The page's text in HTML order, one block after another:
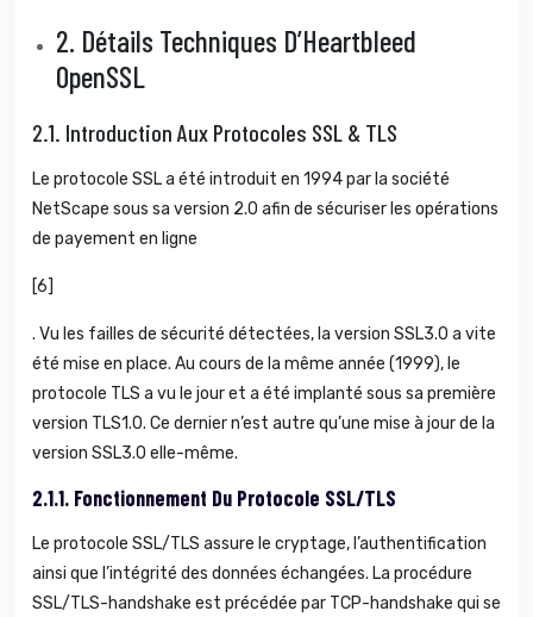
2. Détails Techniques D’Heartbleed
OpenSSL
2.1. Introduction Aux Protocoles SSL & TLS
Le protocole SSL a été introduit en 1994 par la société
NetScape sous sa version 2.0 afin de sécuriser les opérations
de payement en ligne
[6]
. Vu les failles de sécurité détectées, la version SSL3.0 a vite
été mise en place. Au cours de la même année (1999), le
protocole TLS a vu le jour et a été implanté sous sa première
version TLS1.0. Ce dernier n’est autre qu’une mise à jour de la
version SSL3.0 elle-même.
2.1.1. Fonctionnement Du Protocole SSL/TLS
Le protocole SSL/TLS assure le cryptage, l’authentification
ainsi que l’intégrité des données échangées. La procédure
SSL/TLS-handshake est précédée par TCP-handshake qui se